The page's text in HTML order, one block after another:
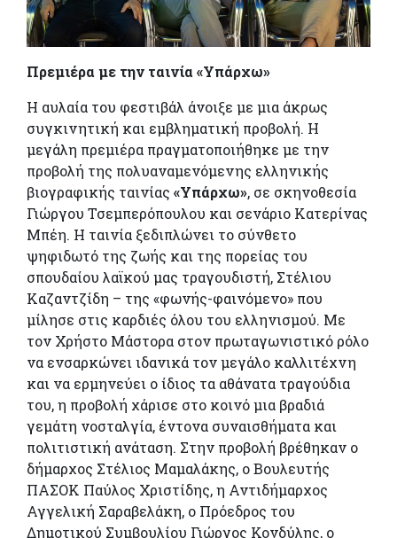
Πρεμιέρα με την ταινία «Υπάρχω»
Η αυλαία του φεστιβάλ άνοιξε με μια άκρως
συγκινητική και εμβληματική προβολή. Η
μεγάλη πρεμιέρα πραγματοποιήθηκε με την
προβολή της πολυαναμενόμενης ελληνικής
βιογραφικής ταινίας «Υπάρχω», σε σκηνοθεσία
Γιώργου Τσεμπερόπουλου και σενάριο Κατερίνας
Μπέη. Η ταινία ξεδιπλώνει το σύνθετο
ψηφιδωτό της ζωής και της πορείας του
σπουδαίου λαϊκού μας τραγουδιστή, Στέλιου
Καζαντζίδη – της «φωνής-φαινόμενο» που
μίλησε στις καρδιές όλου του ελληνισμού. Με
τον Χρήστο Μάστορα στον πρωταγωνιστικό ρόλο
να ενσαρκώνει ιδανικά τον μεγάλο καλλιτέχνη
και να ερμηνεύει ο ίδιος τα αθάνατα τραγούδια
του, η προβολή χάρισε στο κοινό μια βραδιά
γεμάτη νοσταλγία, έντονα συναισθήματα και
πολιτιστική ανάταση. Στην προβολή βρέθηκαν ο
δήμαρχος Στέλιος Μαμαλάκης, ο Βουλευτής
ΠΑΣΟΚ Παύλος Χριστίδης, η Αντιδήμαρχος
Αγγελική Σαραβελάκη, ο Πρόεδρος του
Δημοτικού Συμβουλίου Γιώργος Κονδύλης, ο